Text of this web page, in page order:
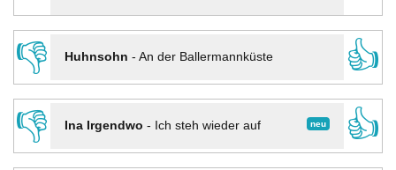
👎
Huhnsohn - An der Ballermannküste
👍
👎
neu
Ina Irgendwo - Ich steh wieder auf
👍